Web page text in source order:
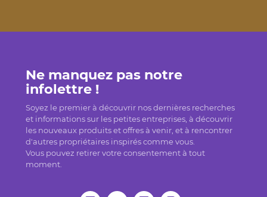
Ne manquez pas notre
infolettre !
Soyez le premier à découvrir nos dernières recherches
et informations sur les petites entreprises, à découvrir
les nouveaux produits et offres à venir, et à rencontrer
d'autres propriétaires inspirés comme vous.
Vous pouvez retirer votre consentement à tout
moment.